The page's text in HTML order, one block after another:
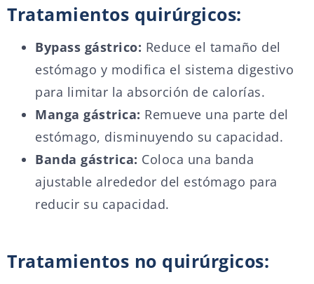
Tratamientos quirúrgicos:
Bypass gástrico: Reduce el tamaño del
estómago y modifica el sistema digestivo
para limitar la absorción de calorías.
Manga gástrica: Remueve una parte del
estómago, disminuyendo su capacidad.
Banda gástrica: Coloca una banda
ajustable alrededor del estómago para
reducir su capacidad.
Tratamientos no quirúrgicos: